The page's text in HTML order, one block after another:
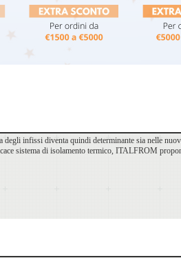
infissi diventa quindi determinante sia nelle
sistema di isolamento termico, ITALFROM